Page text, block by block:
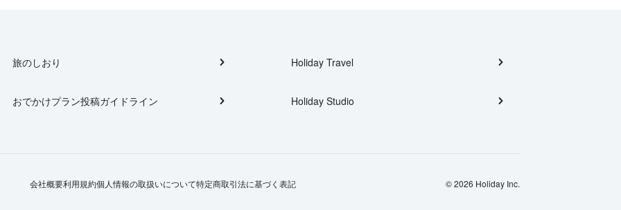
旅のしおり
おでかけプラン投稿ガイドライン
Holiday Travel
Holiday Studio
会社概要利用規約個人情報の取扱いについて特定商取引法に基づく表記 © 2026 Holiday Inc.